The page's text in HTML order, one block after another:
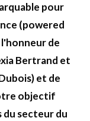
pour
(powered
l'honneur de
Bertrand et
et de
objectif
du secteur du